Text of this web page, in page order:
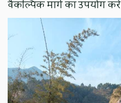
वैकल्पिक मार्ग का उपयोग